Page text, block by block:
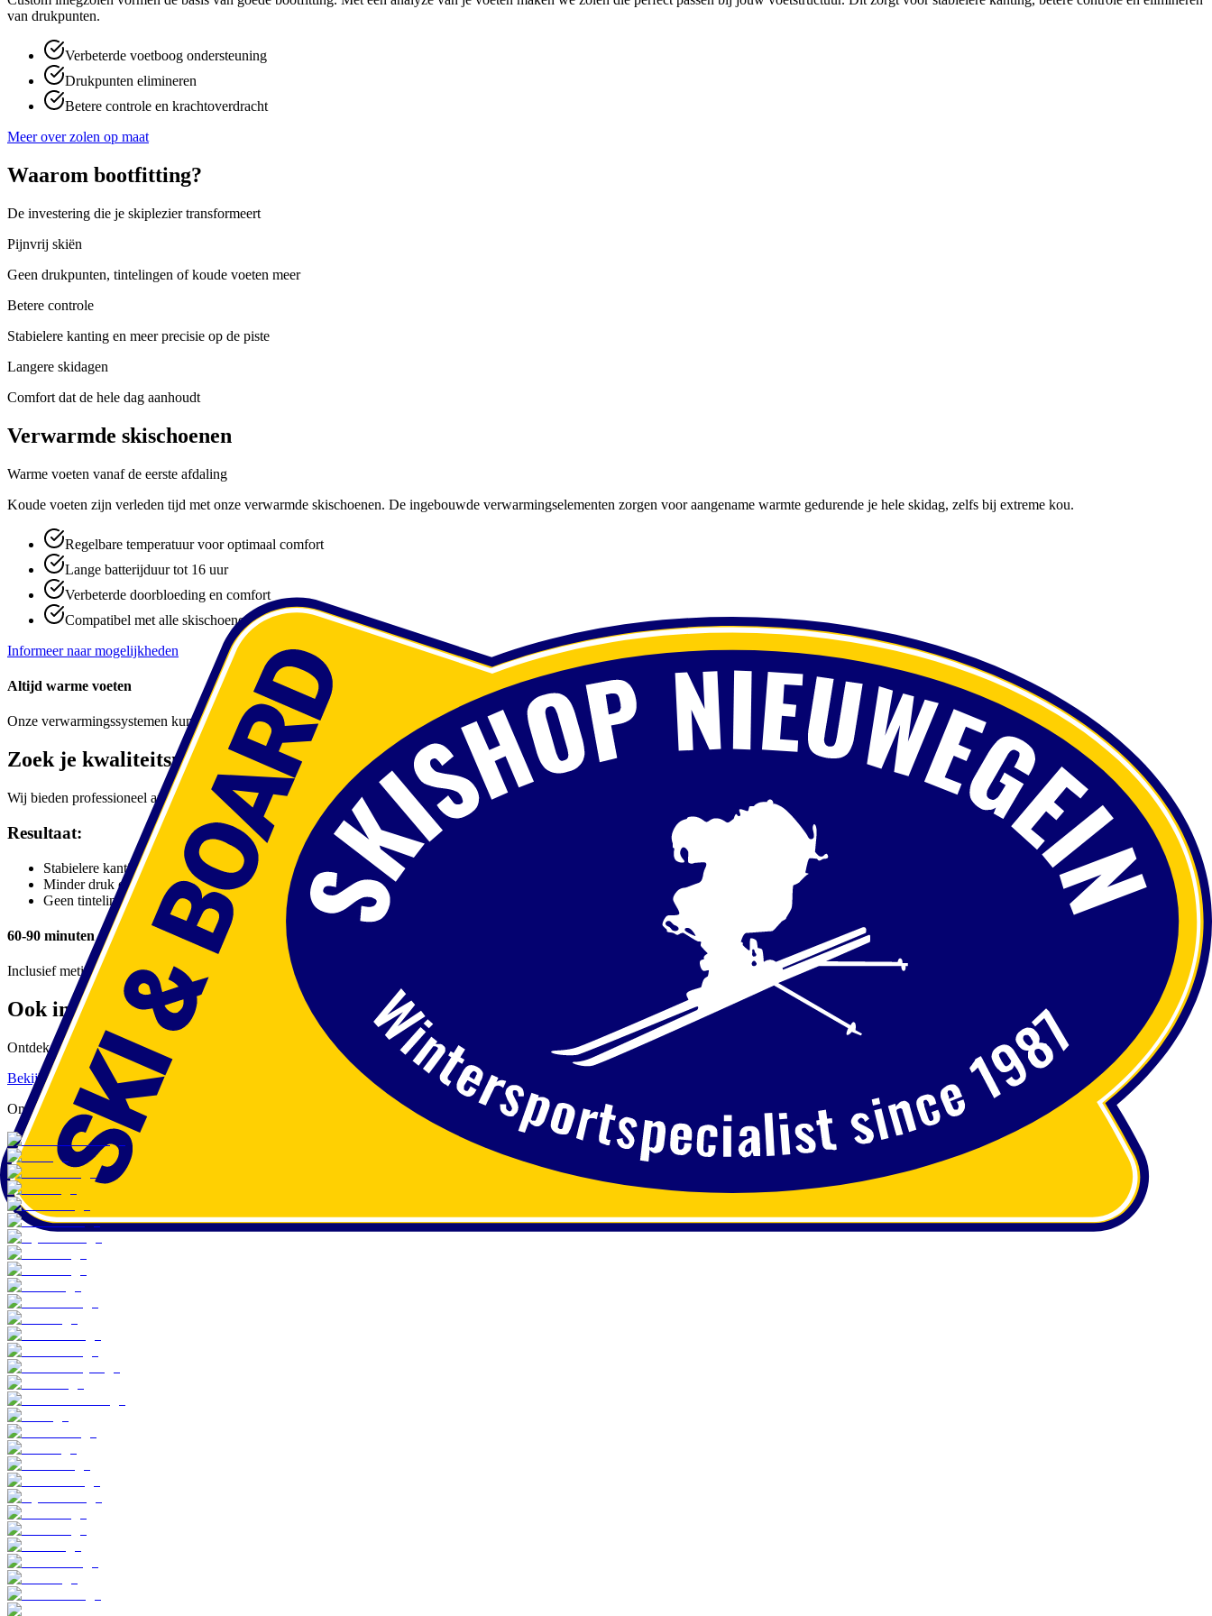
van drukpunten.
Verbeterde voetboog ondersteuning
Drukpunten elimineren
Betere controle en krachtoverdracht
Meer over zolen op maat
Waarom bootfitting?
De investering die je skiplezier transformeert
Pijnvrij skiën
Geen drukpunten, tintelingen of koude voeten meer
Betere controle
Stabielere kanting en meer precisie op de piste
Langere skidagen
Comfort dat de hele dag aanhoudt
Verwarmde skischoenen
Warme voeten vanaf de eerste afdaling
Koude voeten zijn verleden tijd met onze verwarmde skischoenen. De ingebouwde verwarmingselementen zorgen voor aangename warmte gedurende je hele skidag, zelfs bij extreme kou.
Regelbare temperatuur voor optimaal comfort
Lange batterijduur tot 16 uur
Verbeterde doorbloeding en comfort
Compatibel met alle skischoenen
Informeer naar mogelijkheden
Altijd warme voeten
Onze verwarmingssystemen kunnen zowel ingebouwd worden in nieuwe schoenen als toegevoegd aan je bestaande skischoenen.
Zoek je kwaliteitsmateriaal voor je skivakantie?
Wij bieden professioneel afgesteld verhuurmateriaal met deskundige service en heldere prijzen.
Resultaat:
Stabielere kanting
Minder druk op wreef/scheen
Geen tintelingen of slapende voeten
60-90 minuten
Inclusief meting, warmtevormen en finetune
Ook interesse in onze merken?
Ontdek de kwaliteitsmerken waarmee we werken
Bekijk merken Plan bootfitting
Onze Merken